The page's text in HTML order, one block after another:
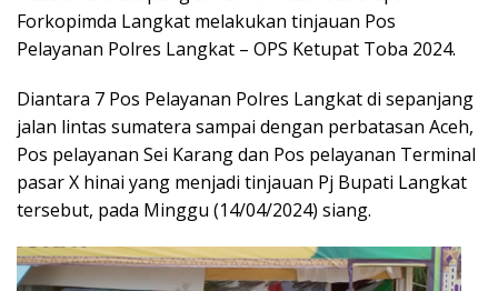
Forkopimda Langkat melakukan tinjauan Pos
Pelayanan Polres Langkat – OPS Ketupat Toba 2024.
Diantara 7 Pos Pelayanan Polres Langkat di sepanjang
jalan lintas sumatera sampai dengan perbatasan Aceh,
Pos pelayanan Sei Karang dan Pos pelayanan Terminal
pasar X hinai yang menjadi tinjauan Pj Bupati Langkat
tersebut, pada Minggu (14/04/2024) siang.